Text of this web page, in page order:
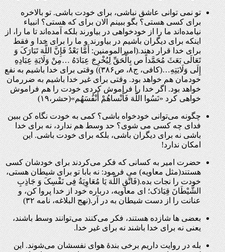
تو نمی توانی عاشق نباشی، برای خودت باشی. تو بالاخره
برای کسی هستی؟ بگو ببینم الان برای که هستی؟ انبیاء
نیامده‌اند ما را از خودخواهی در بیاورند بلکه آمده‌اند تا ما را، از
اینکه برای دیگران باشیم در بیاورند و ما را برای خدا و فقط
برای خدا قرار دهند.(امیرالمومنین: أَمَّا بَعْدُ فَإِنَّ اللَّهَ تَبَارَکَ وَ
تَعَالَى بَعَثَ مُحَمَّداً ص بِالْحَقِّ لِیُخْرِجَ عِبَادَهُ …مِنْ وَلَایَةِ عِبَادِهِ
إِلَى وَلَایَتِهِ…(کافی، ج۸، ص۳۸۶)) وقتی برای خدا باشیم به نفع
خودمان هم خواهد بود. وقتی برای غیر خدا باشیم به ضررمان
خواهد بود. اگر خدا را فراموش کردی خودت را هم فراموش
خواهی کرد «نَسُوا اللَّهَ فَأَنْساهُمْ أَنْفُسَهُم»(حشر،۱۹)
چگونه می‌توانی خودخواه باشی؟ کمی به خودت نگاه کن ببین
فدای چه کسی می شوی؟ حد وسط هم ندارد، نه برای خدا
باشی نه برای دیگران باشی، بلکه برای خودت باشی. این
امکان ندارد!
حضرت امیر به کسانی که فکر می‌کردند برای خودشان کسی
هستند(مثل معاویه) می فرمود: نه بابا تو برای شیطان هستی،
خودت را نجات بده.(فَاتَّقِ اللَّهَ یَا مُعَاوِیَةُ فِی نَفْسِکَ وَ جَاذِبِ
الشَّیْطَانَ قِیَادَک؛ اى معاویه، درباره خود از خدا پروا کن، و
عنانت را از دست شیطان به در آر.(نهج البلاغه، نامه ۳۲)‏
بعضی ها شازده هستند، فکر می‌کنند می‌توانند وسط باشند،
یعنی نه برای خدا باشند نه برای غیر خدا.
بله در روایت داریم برخی بندۀ هوای نفسشان می‌شوند. این